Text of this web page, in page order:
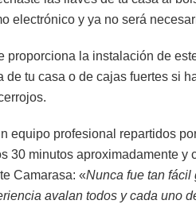
electrónico y ya no será
proporciona la instalación de
tu casa o de cajas fuertes si
equipo profesional repartidos
30 minutos aproximadamente y
Camarasa: «Nunca fue tan fácil
avalan todos y cada uno